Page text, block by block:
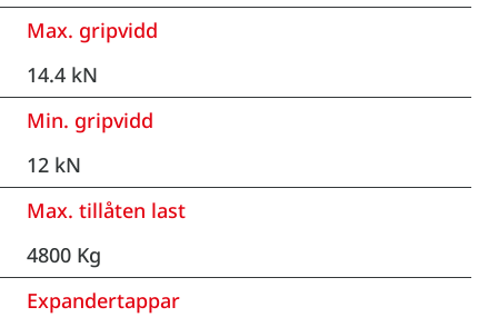
Max. gripvidd
14.4 kN
Min. gripvidd
12 kN
Max. tillåten last
4800 Kg
Expandertappar